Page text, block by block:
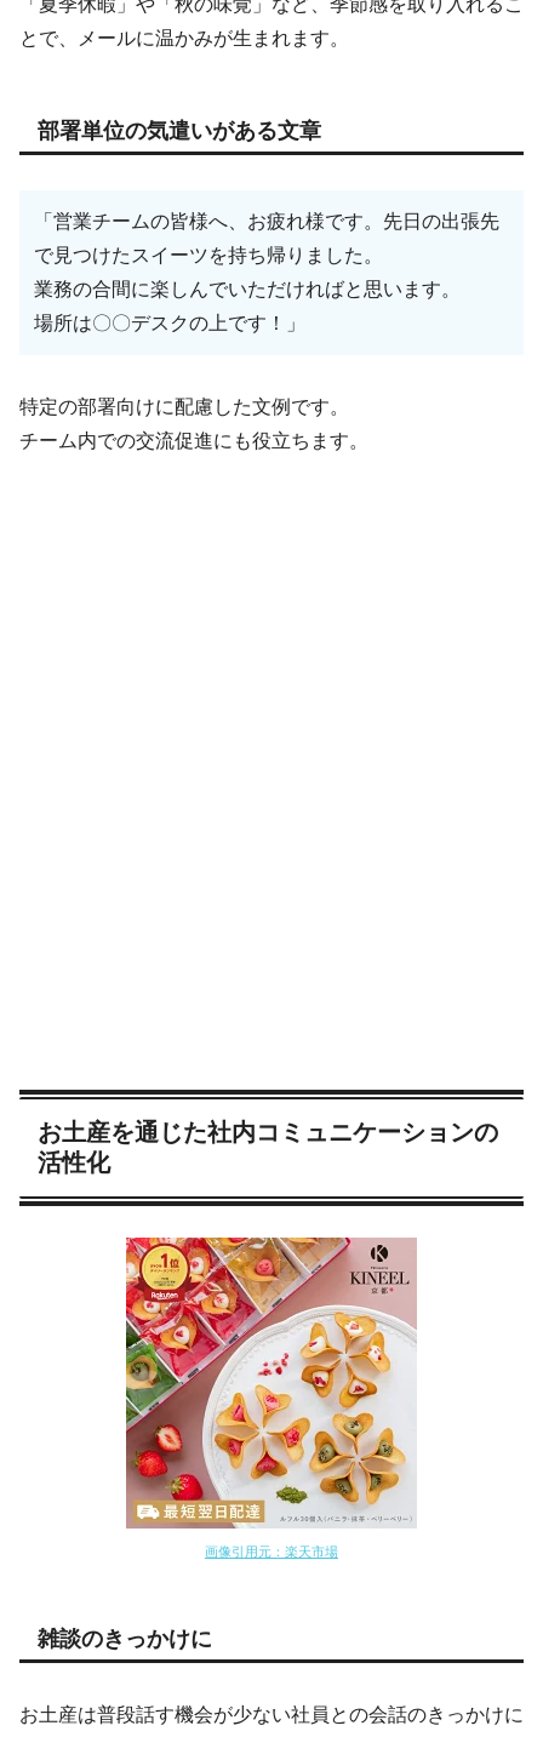
「夏季休暇」や「秋の味覚」など、季節感を取り入れるこ
とで、メールに温かみが生まれます。
部署単位の気遣いがある文章
「営業チームの皆様へ、お疲れ様です。先日の出張先
で見つけたスイーツを持ち帰りました。
業務の合間に楽しんでいただければと思います。
場所は〇〇デスクの上です！」
特定の部署向けに配慮した文例です。
チーム内での交流促進にも役立ちます。
お土産を通じた社内コミュニケーションの
活性化
画像引用元：楽天市場
雑談のきっかけに
お土産は普段話す機会が少ない社員との会話のきっかけに